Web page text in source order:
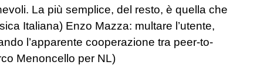
La più semplice, del resto, è quella che
Italiana) Enzo Mazza: multare l’utente,
l’apparente cooperazione tra peer-to-
Menoncello per NL)